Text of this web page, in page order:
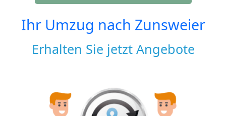
Ihr Umzug nach Zunsweier
Erhalten Sie jetzt Angebote